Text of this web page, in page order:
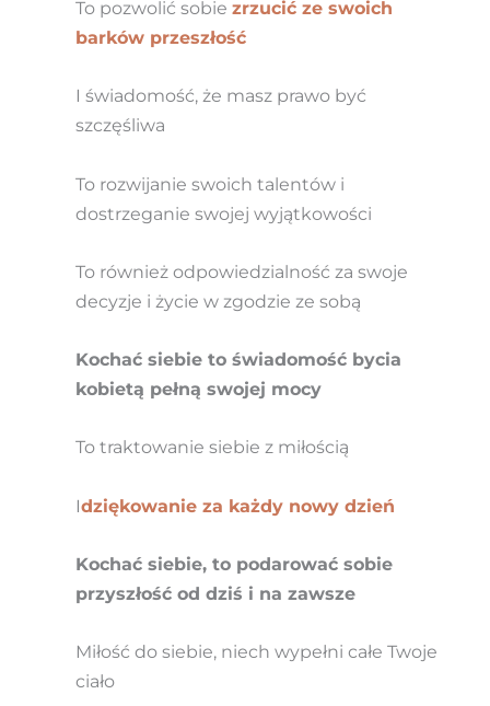
To pozwolić sobie zrzucić ze swoich
barków przeszłość
I świadomość, że masz prawo być
szczęśliwa
To rozwijanie swoich talentów i
dostrzeganie swojej wyjątkowości
To również odpowiedzialność za swoje
decyzje i życie w zgodzie ze sobą
Kochać siebie to świadomość bycia
kobietą pełną swojej mocy
To traktowanie siebie z miłością
Idziękowanie za każdy nowy dzień
Kochać siebie, to podarować sobie
przyszłość od dziś i na zawsze
Miłość do siebie, niech wypełni całe Twoje
ciało